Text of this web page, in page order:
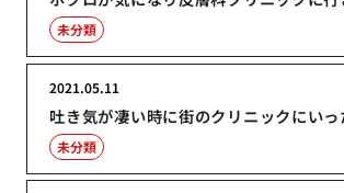
未分類
吐き気が凄い時に街のクリニックにいっ
2021.05.11
未分類